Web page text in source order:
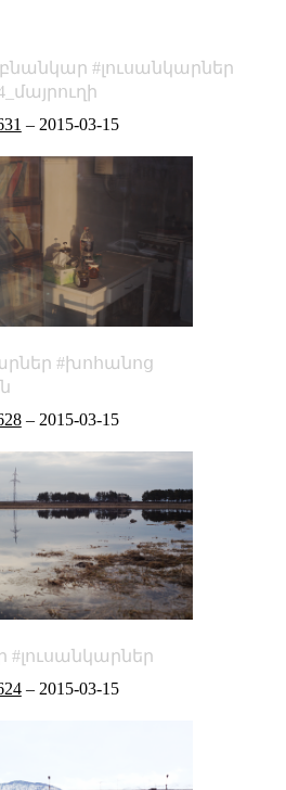
լուսանկարներ
– 2015-03-15
խոհանոց
– 2015-03-15
լուսանկարներ
– 2015-03-15